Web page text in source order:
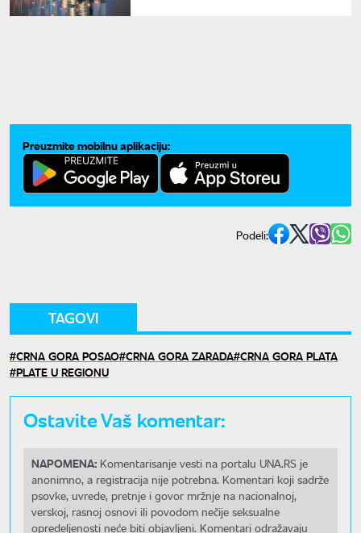
Preuzmite mobilnu aplikaciju:
Podeli:
TAGOVI
CRNA GORA POSAO CRNA GORA ZARADA CRNA GORA PLATA
PLATE U REGIONU
Ostavite Vaš komentar:
NAPOMENA: Komentarisanje vesti na portalu UNA.RS je
anonimno, a registracija nije potrebna. Komentari koji sadrže
psovke, uvrede, pretnje i govor mržnje na nacionalnoj,
verskoj, rasnoj osnovi ili povodom nečije seksualne
opredeljenosti neće biti objavljeni. Komentari odražavaju